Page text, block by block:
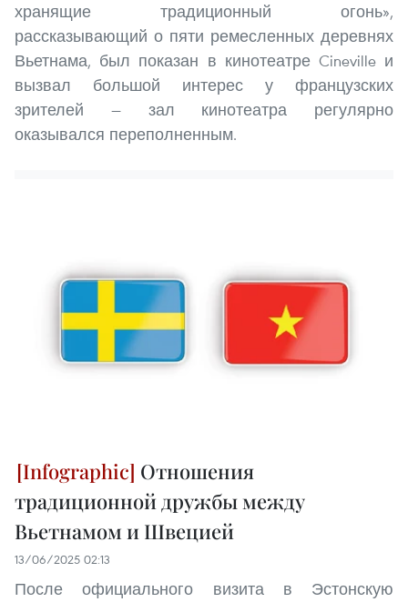
хранящие традиционный огонь»,
рассказывающий о пяти ремесленных деревнях
Вьетнама, был показан в кинотеатре Cineville и
вызвал большой интерес у французских
зрителей — зал кинотеатра регулярно
оказывался переполненным.
Отношения
традиционной дружбы между
Вьетнамом и Швецией
13/06/2025 02:13
После официального визита в Эстонскую